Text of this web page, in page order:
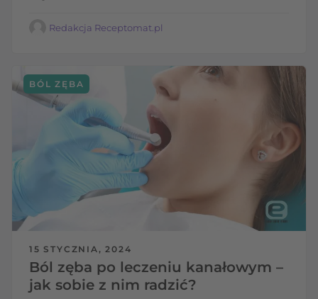
Redakcja Receptomat.pl
15 STYCZNIA, 2024
Ból zęba po leczeniu kanałowym –
jak sobie z nim radzić?
BÓL ZĘBA